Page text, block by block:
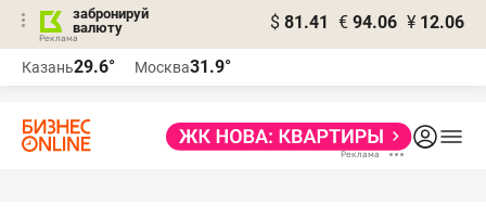
забронируй
валюту
$ 81.41 € 94.06 ¥ 12.06
Казань29.6° Москва31.9°